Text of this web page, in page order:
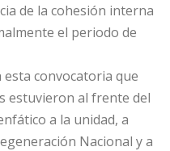
de la cohesión interna
el periodo de
convocatoria que
estuvieron al frente del
a la unidad, a
Nacional y a